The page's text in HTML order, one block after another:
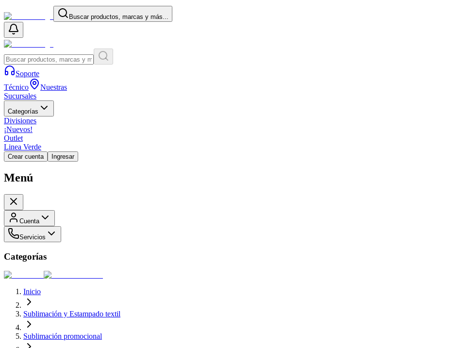
Buscar productos, marcas y más...
Soporte
Técnico
Nuestras
Sucursales
Categorías
Divisiones
¡Nuevos!
Outlet
Linea Verde
Crear cuenta Ingresar
Menú
Cuenta
Servicios
Categorías
Inicio
Sublimación y Estampado textil
Sublimación promocional